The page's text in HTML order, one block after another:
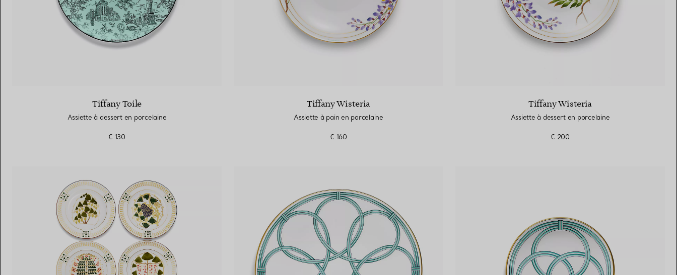
Tiffany Toile
Assiette à dessert en porcelaine
€ 130
Tiffany Wisteria
Assiette à pain en porcelaine
€ 160
Tiffany Wisteria
Assiette à dessert en porcelaine
€ 200